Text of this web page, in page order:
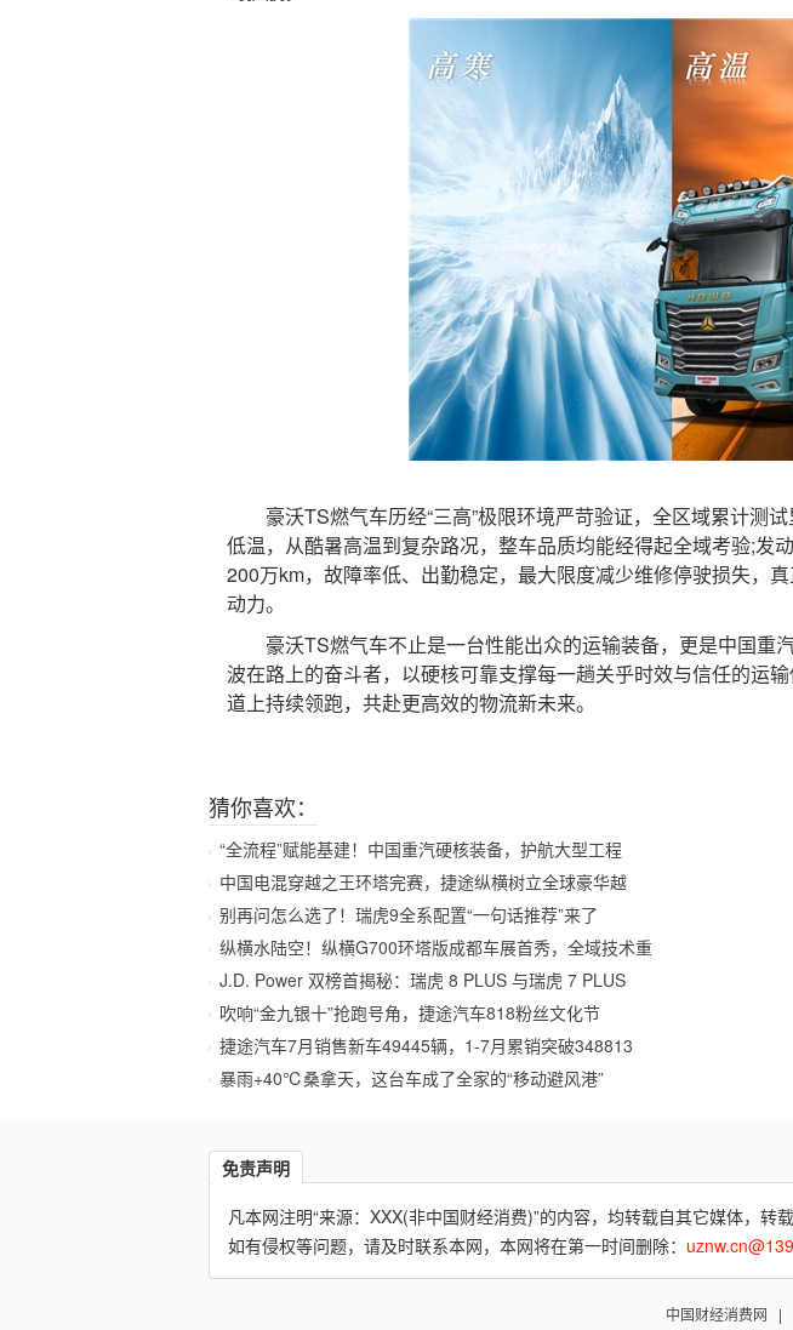
豪沃TS燃气车历经“三高”极限环境严苛验证，全区域累计测
低温，从酷暑高温到复杂路况，整车品质均能经得起全域考验;发
200万km，故障率低、出勤稳定，最大限度减少维修停驶损失，
动力。
豪沃TS燃气车不止是一台性能出众的运输装备，更是中国重
波在路上的奋斗者，以硬核可靠支撑每一趟关乎时效与信任的运
道上持续领跑，共赴更高效的物流新未来。
猜你喜欢：
“全流程”赋能基建！中国重汽硬核装备，护航大型工程
中国电混穿越之王环塔完赛，捷途纵横树立全球豪华越
别再问怎么选了！瑞虎9全系配置“一句话推荐”来了
纵横水陆空！纵横G700环塔版成都车展首秀，全域技术重
J.D. Power 双榜首揭秘：瑞虎 8 PLUS 与瑞虎 7 PLUS
吹响“金九银十”抢跑号角，捷途汽车818粉丝文化节
捷途汽车7月销售新车49445辆，1-7月累销突破348813
暴雨+40℃桑拿天，这台车成了全家的“移动避风港”
免责声明
凡本网注明“来源：XXX(非中国财经消费)”的内容，均转载自其它媒体，转
如有侵权等问题，请及时联系本网，本网将在第一时间删除：
中国财经消费网 |